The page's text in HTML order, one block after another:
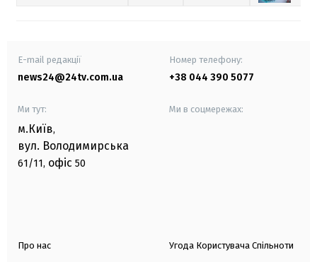
E-mail редакції
news24@24tv.com.ua
Номер телефону:
+38 044 390 5077
Ми тут:
м.Київ,
вул. Володимирська
61/11, офіс 50
Ми в соцмережах:
Про нас Угода Користувача Спільноти